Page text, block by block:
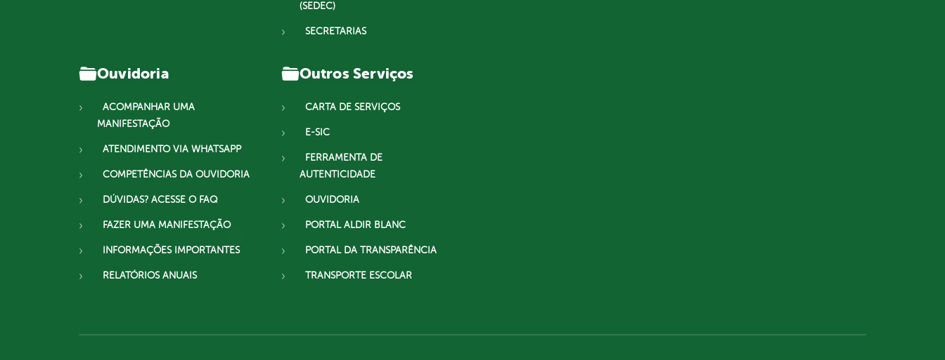
(SEDEC)
SECRETARIAS
Ouvidoria
ACOMPANHAR UMA
MANIFESTAÇÃO
ATENDIMENTO VIA WHATSAPP
COMPETÊNCIAS DA OUVIDORIA
DÚVIDAS? ACESSE O FAQ
FAZER UMA MANIFESTAÇÃO
INFORMAÇÕES IMPORTANTES
RELATÓRIOS ANUAIS
Outros Serviços
CARTA DE SERVIÇOS
E-SIC
FERRAMENTA DE
AUTENTICIDADE
OUVIDORIA
PORTAL ALDIR BLANC
PORTAL DA TRANSPARÊNCIA
TRANSPORTE ESCOLAR